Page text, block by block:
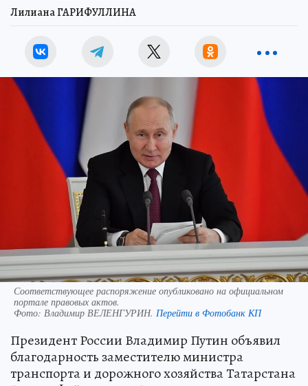
Лилиана ГАРИФУЛЛИНА
Соответствующее распоряжение опубликовано на официальном
портале правовых актов.
Фото: Владимир ВЕЛЕНГУРИН. Перейти в Фотобанк КП
Президент России Владимир Путин объявил
благодарность заместителю министра
транспорта и дорожного хозяйства Татарстана